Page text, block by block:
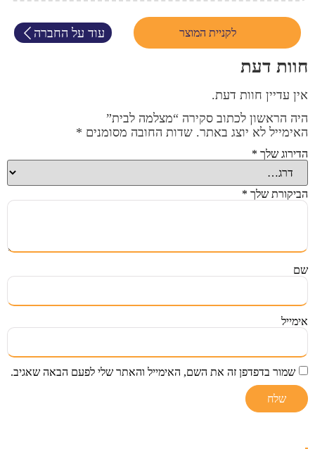
לקניית המוצר עוד על החברה
חוות דעת
אין עדיין חוות דעת.
היה הראשון לכתוב סקירה “מצלמה לבית”
האימייל לא יוצג באתר. שדות החובה מסומנים *
הדירוג שלך *
הביקורת שלך *
שם
אימייל
שמור בדפדפן זה את השם, האימייל והאתר שלי לפעם הבאה שאגיב.